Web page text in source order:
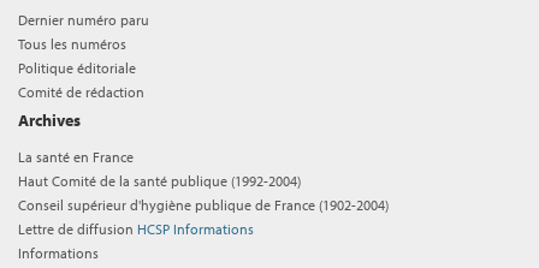
Dernier numéro paru
Tous les numéros
Politique éditoriale
Comité de rédaction
Archives
La santé en France
Haut Comité de la santé publique (1992-2004)
Conseil supérieur d'hygiène publique de France (1902-2004)
Lettre de diffusion HCSP Informations
Informations